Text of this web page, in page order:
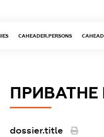
CAHEADER.PERSONS
ПРИВАТНЕ
dossier.title